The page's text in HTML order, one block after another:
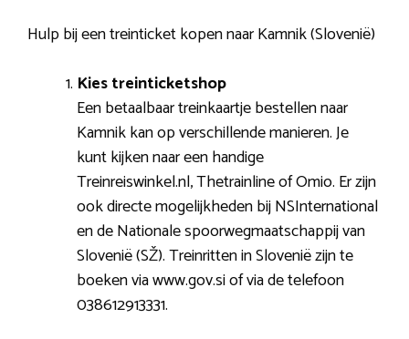
Hulp bij een treinticket kopen naar Kamnik (Slovenië)
Kies treinticketshop
Een betaalbaar treinkaartje bestellen naar
Kamnik kan op verschillende manieren. Je
kunt kijken naar een handige
Treinreiswinkel.nl, Thetrainline of Omio. Er zijn
ook directe mogelijkheden bij NSInternational
en de Nationale spoorwegmaatschappij van
Slovenië (SŽ). Treinritten in Slovenië zijn te
boeken via www.gov.si of via de telefoon
038612913331.